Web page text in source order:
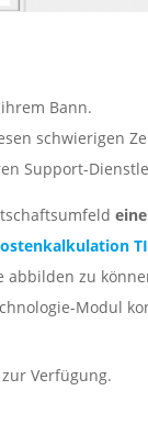
Bann.
schwierigen
Support-
abbilden zu
Modul
zur Verfügung.